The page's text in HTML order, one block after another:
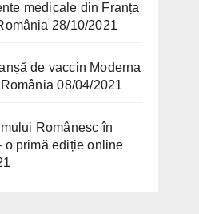
medicale din Franța
28/10/2021
de vaccin Moderna
08/04/2021
Românesc în
o primă ediție online